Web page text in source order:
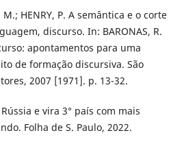
M.; HENRY, P. A semântica e o corte
discurso. In: BARONAS, R.
apontamentos para uma
de formação discursiva. São
2007 [1971]. p. 13-32.
e vira 3° país com mais
Folha de S. Paulo, 2022.